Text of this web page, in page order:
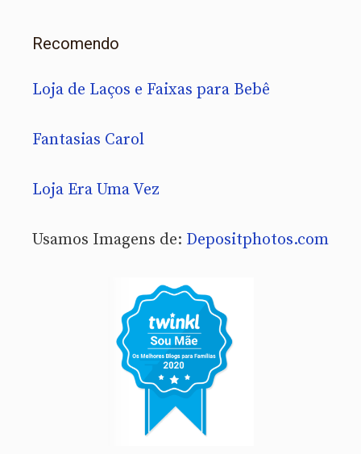
Recomendo
Loja de Laços e Faixas para Bebê
Fantasias Carol
Loja Era Uma Vez
Usamos Imagens de: Depositphotos.com